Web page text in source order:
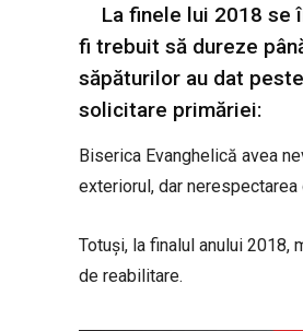
La finele lui 2018 se
fi trebuit să dureze
săpăturilor au dat
solicitare primăriei:
Biserica Evanghelică avea
exteriorul, dar
Totuși, la finalul anului 2018,
de reabilitare.